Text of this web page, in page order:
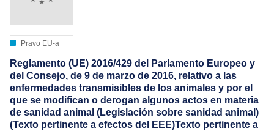
Pravo EU-a
Reglamento (UE) 2016/429 del Parlamento Europeo y
del Consejo, de 9 de marzo de 2016, relativo a las
enfermedades transmisibles de los animales y por el
que se modifican o derogan algunos actos en materia
de sanidad animal (Legislación sobre sanidad animal)
(Texto pertinente a efectos del EEE)Texto pertinente a